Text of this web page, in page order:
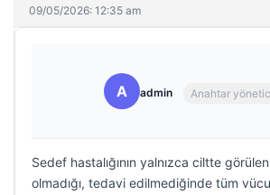
09/05/2026: 12:35 am
A admin Anahtar
Sedef hastalığının yalnızca ciltte
olmadığı, tedavi edilmediğinde tüm